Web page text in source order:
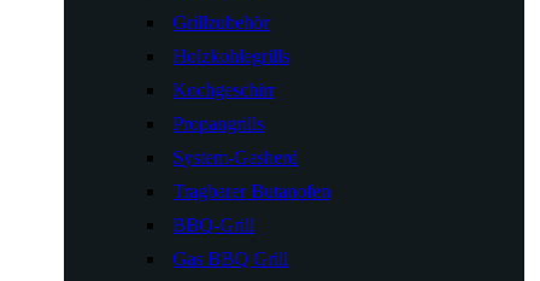
Grillzubehör
Holzkohlegrills
Kochgeschirr
Propangrills
System-Gasherd
Tragbarer Butanofen
BBQ-Grill
Gas BBQ Grill